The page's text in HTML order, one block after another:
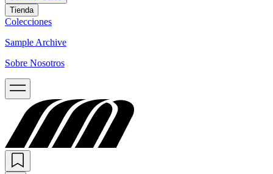
Tienda
Colecciones
Sample Archive
Sobre Nosotros